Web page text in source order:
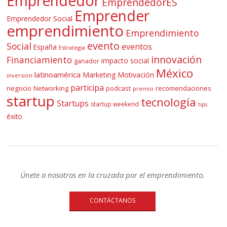
Emprendedor Social Emprender
emprendimiento Emprendimiento
Social España Estrategia evento eventos
Financiamiento ganador impacto social innovación
inversión latinoamérica Marketing Motivación México
negocio Networking participa podcast premio recomendaciones
startup Startups startup weekend tecnología tips
éxito
Únete a nosotros en la cruzada por el emprendimiento.
CONTÁCTANOS